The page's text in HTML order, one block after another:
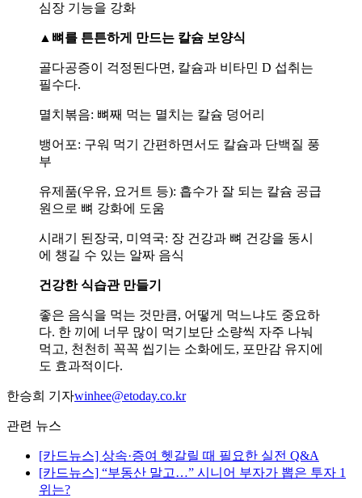
심장 기능을 강화
▲뼈를 튼튼하게 만드는 칼슘 보양식
골다공증이 걱정된다면, 칼슘과 비타민 D 섭취는
필수다.
멸치볶음: 뼈째 먹는 멸치는 칼슘 덩어리
뱅어포: 구워 먹기 간편하면서도 칼슘과 단백질 풍
부
유제품(우유, 요거트 등): 흡수가 잘 되는 칼슘 공급
원으로 뼈 강화에 도움
시래기 된장국, 미역국: 장 건강과 뼈 건강을 동시
에 챙길 수 있는 알짜 음식
건강한 식습관 만들기
좋은 음식을 먹는 것만큼, 어떻게 먹느냐도 중요하
다. 한 끼에 너무 많이 먹기보단 소량씩 자주 나눠
먹고, 천천히 꼭꼭 씹기는 소화에도, 포만감 유지에
도 효과적이다.
한승희 기자winhee@etoday.co.kr
관련 뉴스
[카드뉴스] 상속·증여 헷갈릴 때 필요한 실전 Q&A
[카드뉴스] “부동산 말고…” 시니어 부자가 뽑은 투자 1
위는?